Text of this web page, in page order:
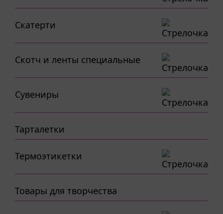
Скатерти
Скотч и ленты специальные
Сувениры
Тарталетки
Термоэтикетки
Товары для творчества